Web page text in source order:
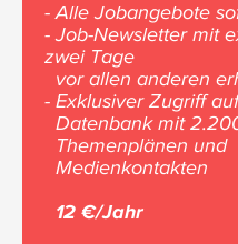
- Alle Jobangebote
- Job-Newsletter mit
zwei Tage
vor allen anderen
- Exklusiver Zugriff
Datenbank mit
Themenplänen und
Medienkontakten
12 €/Jahr